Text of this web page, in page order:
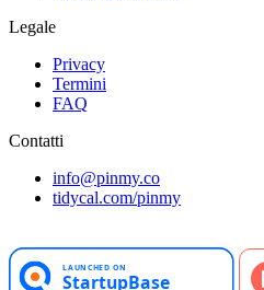
Legale
Privacy
Termini
FAQ
Contatti
info@pinmy.co
tidycal.com/pinmy